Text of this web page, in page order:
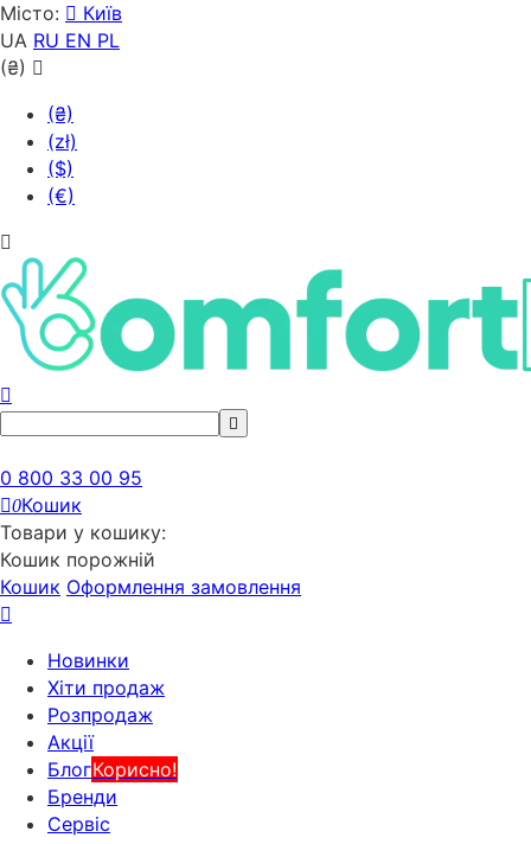
Місто:
Київ
UA RU EN PL
(₴)
(₴)
(zł)
($)
(€)
0 800 33 00 95
0Кошик
Товари у кошику:
Кошик порожній
Кошик Оформлення замовлення
Новинки
Хіти продаж
Розпродаж
Акції
БлогКорисно!
Бренди
Сервіс